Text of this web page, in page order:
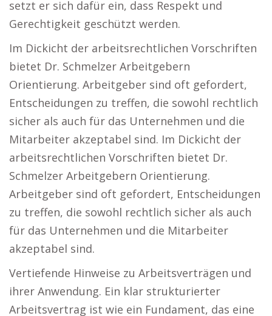
setzt er sich dafür ein, dass Respekt und
Gerechtigkeit geschützt werden.
Im Dickicht der arbeitsrechtlichen Vorschriften
bietet Dr. Schmelzer Arbeitgebern
Orientierung. Arbeitgeber sind oft gefordert,
Entscheidungen zu treffen, die sowohl rechtlich
sicher als auch für das Unternehmen und die
Mitarbeiter akzeptabel sind. Im Dickicht der
arbeitsrechtlichen Vorschriften bietet Dr.
Schmelzer Arbeitgebern Orientierung.
Arbeitgeber sind oft gefordert, Entscheidungen
zu treffen, die sowohl rechtlich sicher als auch
für das Unternehmen und die Mitarbeiter
akzeptabel sind.
Vertiefende Hinweise zu Arbeitsverträgen und
ihrer Anwendung. Ein klar strukturierter
Arbeitsvertrag ist wie ein Fundament, das eine